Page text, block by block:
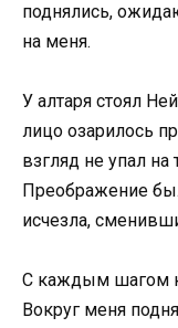
поднялись,
на меня.
У алтаря стоял
лицо озарилось
взгляд не упал на
Преображение
исчезла,
С каждым шагом
Вокруг меня